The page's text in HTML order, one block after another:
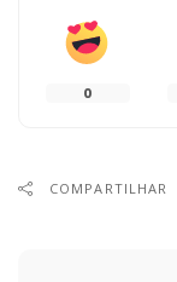
0
COMPARTILHAR